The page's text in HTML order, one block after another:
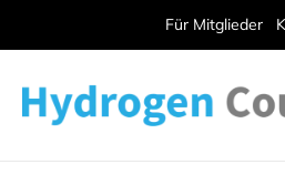
Für Mitglieder